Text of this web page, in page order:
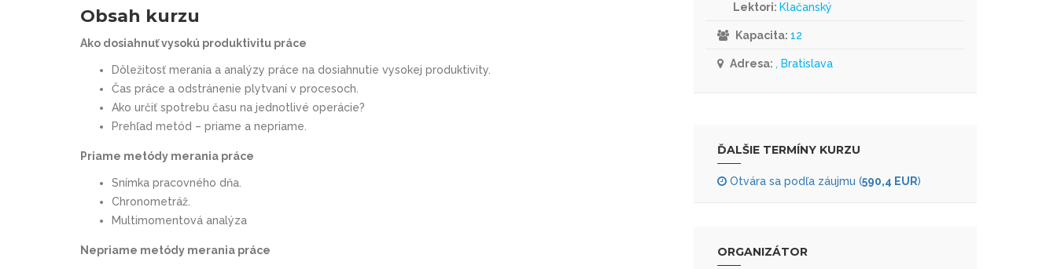
Obsah kurzu
Ako dosiahnuť vysokú produktivitu práce
Dôležitosť merania a analýzy práce na dosiahnutie vysokej produktivity.
Čas práce a odstránenie plytvaní v procesoch.
Ako určiť spotrebu času na jednotlivé operácie?
Prehľad metód – priame a nepriame.
Priame metódy merania práce
Snímka pracovného dňa.
Chronometráž.
Multimomentová analýza
Nepriame metódy merania práce
Lektori: Klačanský
Kapacita: 12
Adresa: , Bratislava
ĎALŠIE TERMÍNY KURZU
Otvára sa podľa záujmu (590,4 EUR)
ORGANIZÁTOR